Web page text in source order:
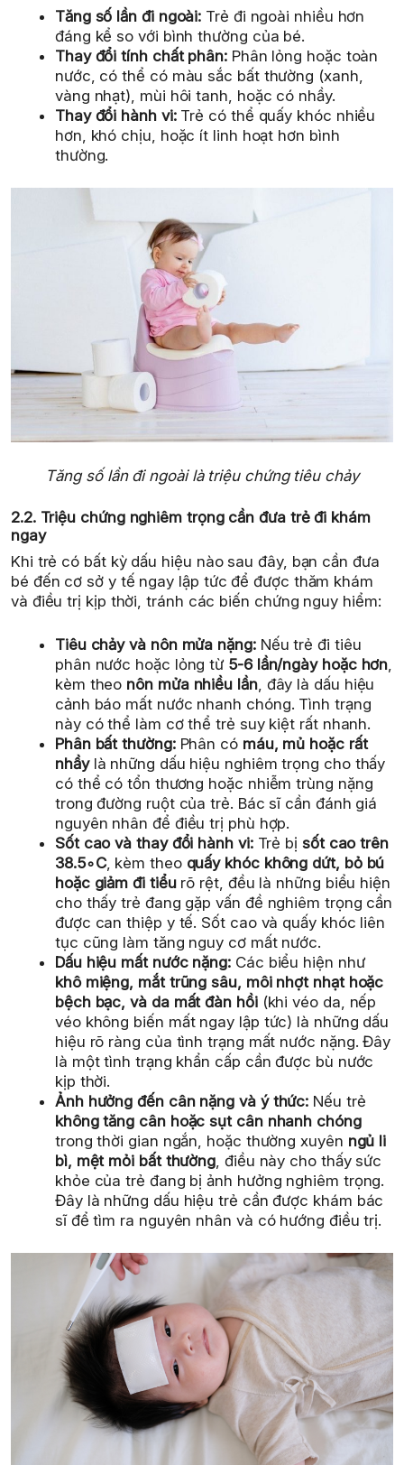
Tăng số lần đi ngoài: Trẻ đi ngoài nhiều hơn
đáng kể so với bình thường của bé.
Thay đổi tính chất phân:Phân lỏng hoặc toàn
nước, có thể có màu sắc bất thường (xanh,
vàng nhạt), mùi hôi tanh, hoặc có nhầy.
Thay đổi hành vi:Trẻ có thể quấy khóc nhiều
hơn, khó chịu, hoặc ít linh hoạt hơn bình
thường.
Tăng số lần đi ngoài là triệu chứng tiêu chảy
2.2. Triệu chứng nghiêm trọng cần đưa trẻ đi khám
ngay
Khi trẻ có bất kỳ dấu hiệu nào sau đây, bạn cần đưa
bé đến cơ sở y tế ngay lập tức để được thăm khám
và điều trị kịp thời, tránh các biến chứng nguy hiểm:
Tiêu chảy và nôn mửa nặng:Nếu trẻ đi tiêu
phân nước hoặc lỏng từ 5-6 lần/ngày hoặc hơn
kèm theo nôn mửa nhiều lần, đây là dấu hiệu
cảnh báo mất nước nhanh chóng. Tình trạng
này có thể làm cơ thể trẻ suy kiệt rất nhanh.
Phân bất thường:Phân có máu, mủ hoặc rất
nhầylà những dấu hiệu nghiêm trọng cho thấy
có thể có tổn thương hoặc nhiễm trùng nặng
trong đường ruột của trẻ. Bác sĩ cần đánh giá
nguyên nhân để điều trị phù hợp.
Sốt cao và thay đổi hành vi:Trẻ bị sốt cao trên
38.5∘C, kèm theo quấy khóc không dứt, bỏ bú
hoặc giảm đi tiểurõ rệt, đều là những biểu hiện
cho thấy trẻ đang gặp vấn đề nghiêm trọng cần
được can thiệp y tế. Sốt cao và quấy khóc liên
tục cũng làm tăng nguy cơ mất nước.
Dấu hiệu mất nước nặng: Các biểu hiện như
khô miệng, mắt trũng sâu, môi nhợt nhạt hoặc
bệch bạc, và da mất đàn hồi(khi véo da, nếp
véo không biến mất ngay lập tức) là những dấu
hiệu rõ ràng của tình trạng mất nước nặng. Đây
là một tình trạng khẩn cấp cần được bù nước
kịp thời.
Ảnh hưởng đến cân nặng và ý thức: Nếu trẻ
không tăng cân hoặc sụt cân nhanh chóng
trong thời gian ngắn, hoặc thường xuyên ngủ li
bì, mệt mỏi bất thường , điều này cho thấy sức
khỏe của trẻ đang bị ảnh hưởng nghiêm trọng.
Đây là những dấu hiệu trẻ cần được khám bác
sĩ để tìm ra nguyên nhân và có hướng điều trị.